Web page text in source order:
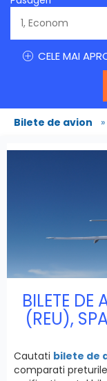
CELE MAI
Bilete de avion »
BILETE
(REU),
Cautati bilete de
comparati